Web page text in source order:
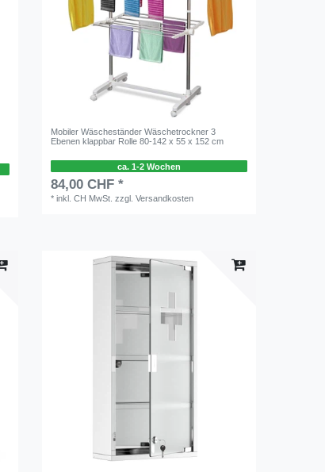
Mobiler Wäscheständer Wäschetrockner 3
Ebenen klappbar Rolle 80-142 x 55 x 152 cm
ca. 1-2 Wochen
84,00 CHF *
*inkl. CH MwSt. zzgl.Versandkosten